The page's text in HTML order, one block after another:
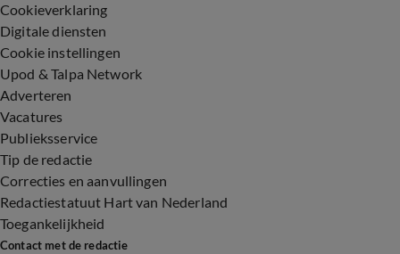
Cookieverklaring
Digitale diensten
Cookie instellingen
Upod & Talpa Network
Adverteren
Vacatures
Publieksservice
Tip de redactie
Correcties en aanvullingen
Redactiestatuut Hart van Nederland
Toegankelijkheid
Contact met de redactie